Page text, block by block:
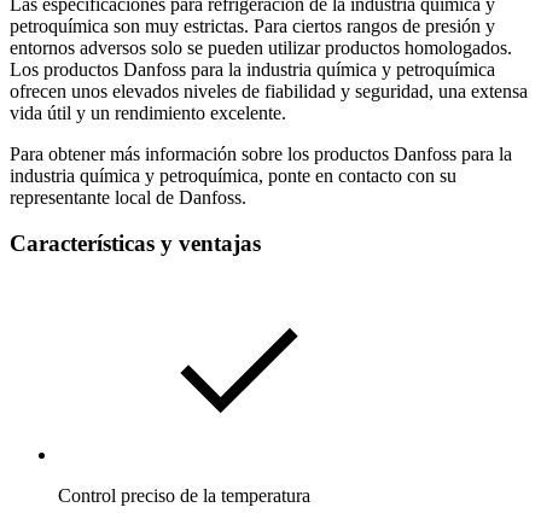
petroquímica son muy estrictas. Para ciertos rangos de presión y
entornos adversos solo se pueden utilizar productos homologados.
Los productos Danfoss para la industria química y petroquímica
ofrecen unos elevados niveles de fiabilidad y seguridad, una extensa
vida útil y un rendimiento excelente.
Para obtener más información sobre los productos Danfoss para la
industria química y petroquímica, ponte en contacto con su
representante local de Danfoss.
Características y ventajas
Control preciso de la temperatura